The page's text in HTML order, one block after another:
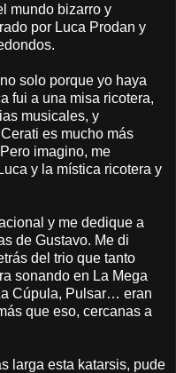
mundo bizarro y
por Luca Prodan y
solo porque yo haya
fui a una misa ricotera,
musicales, y
es mucho más
imagino, me
y la mística ricotera y
y me dedique a
de Gustavo. Me di
del trio que tanto
sonando en La Mega
Cúpula, Pulsar… eran
que eso, cercanas a
larga esta katarsis, pude